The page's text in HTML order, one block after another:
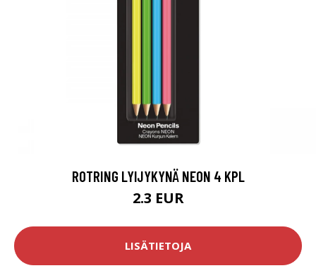
ROTRING LYIJYKYNÄ NEON 4 KPL
2.3 EUR
LISÄTIETOJA